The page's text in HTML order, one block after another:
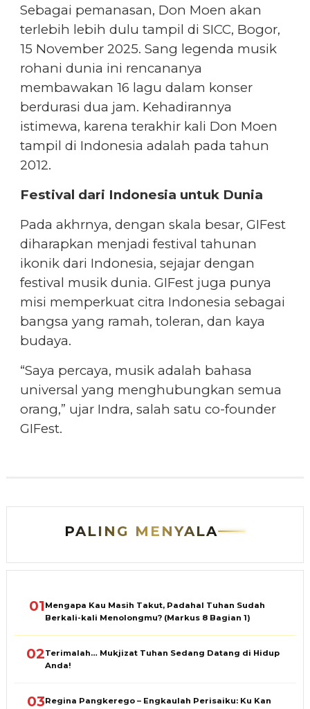
Sebagai pemanasan, Don Moen akan
terlebih lebih dulu tampil di SICC, Bogor,
15 November 2025. Sang legenda musik
rohani dunia ini rencananya
membawakan 16 lagu dalam konser
berdurasi dua jam. Kehadirannya
istimewa, karena terakhir kali Don Moen
tampil di Indonesia adalah pada tahun
2012.
Festival dari Indonesia untuk Dunia
Pada akhrnya, dengan skala besar, GIFest
diharapkan menjadi festival tahunan
ikonik dari Indonesia, sejajar dengan
festival musik dunia. GIFest juga punya
misi memperkuat citra Indonesia sebagai
bangsa yang ramah, toleran, dan kaya
budaya.
“Saya percaya, musik adalah bahasa
universal yang menghubungkan semua
orang,” ujar Indra, salah satu co-founder
GIFest.
PALING MENYALA
01Mengapa Kau Masih Takut, Padahal Tuhan Sudah
Berkali-kali Menolongmu? (Markus 8 Bagian 1)
02Terimalah… Mukjizat Tuhan Sedang Datang di Hidup
Anda!
03Regina Pangkerego – Engkaulah Perisaiku: Ku Kan